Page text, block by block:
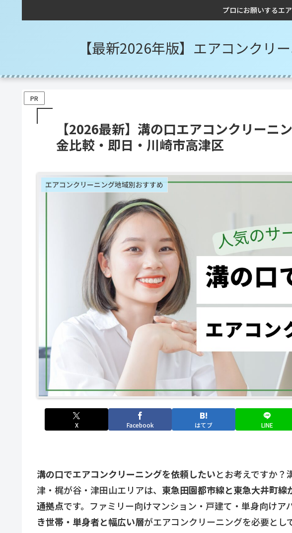
プロにお願いするエ
【最新2026年版】エアコンクリ
PR
【2026最新】溝の口エアコンクリーニ
金比較・即日・川崎市高津区
エアコンクリーニング地域別おすすめ
X Facebook はてブ LINE
溝の口でエアコンクリーニングを依頼したいとお考えですか？
津・梶が谷・津田山エリアは、 東急田園都市線と東急大井町
通拠点です。ファミリー向けマンション・戸建て・単身向けア
き世帯・単身者と幅広い層がエアコンクリーニングを必要とし